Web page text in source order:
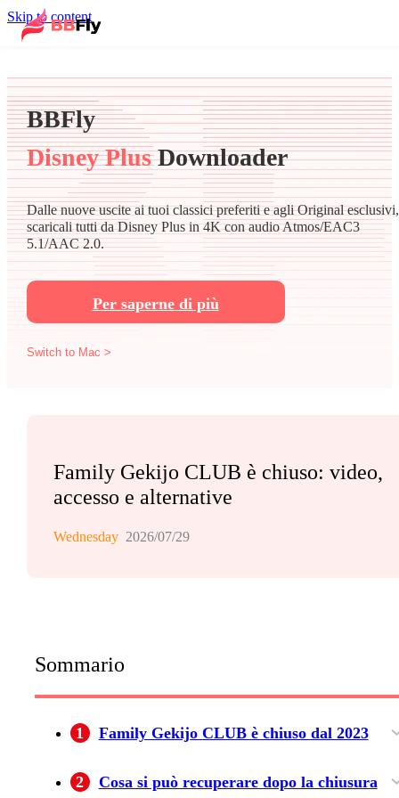
Skip to content
BBFly
Disney PlusDownloader
Dalle nuove uscite ai tuoi classici preferiti e agli Original esclusivi,
scaricali tutti da Disney Plus in 4K con audio Atmos/EAC3
5.1/AAC 2.0.
Per saperne di più
Switch to Mac >
Family Gekijo CLUB è chiuso: video,
accesso e alternative
Wednesday 2026/07/29
Sommario
1 Family Gekijo CLUB è chiuso dal 2023
2 Cosa si può recuperare dopo la chiusura